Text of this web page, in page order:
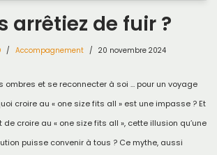
arrêtiez de fuir ?
Accompagnement 20 novembre 2024
ombres et se reconnecter à soi … pour un voyage
croire au « one size fits all » est une impasse ? Et
croire au « one size fits all », cette illusion qu’une
puisse convenir à tous ? Ce mythe, aussi